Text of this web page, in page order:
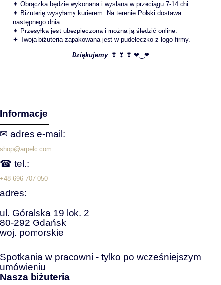
✦ Obrączka będzie wykonana i wysłana w przeciągu 7-14 dni.
✦ Biżuterię wysyłamy kurierem. Na terenie Polski dostawa
następnego dnia.
✦ Przesyłka jest ubezpieczona i można ją śledzić online.
✦ Twoja biżuteria zapakowana jest w pudełeczko z logo firmy.
Dziękujemy ❣ ❣ ❣ ❤‿❤
Informacje
✉ adres e‑mail:
shop@arpelc.com
☎ tel.:
+48 696 707 050
adres:
ul. Góralska 19 lok. 2
80-292 Gdańsk
woj. pomorskie
Spotkania w pracowni - tylko po wcześniejszym
umówieniu
Nasza biżuteria